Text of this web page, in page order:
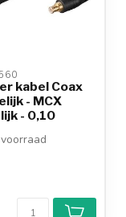
kabel Coax
- MCX
- 0,10